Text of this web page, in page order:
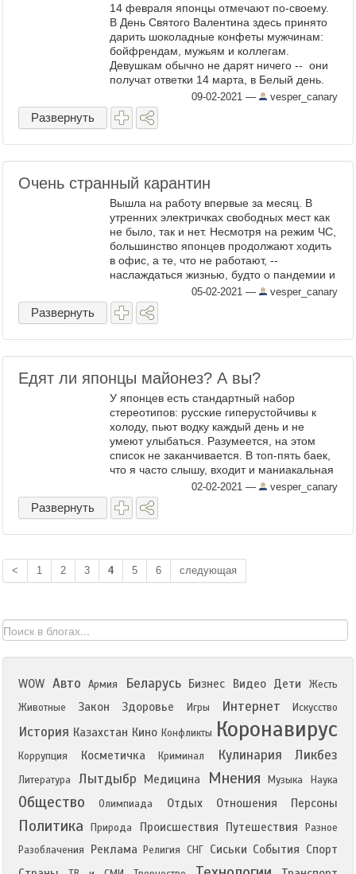
14 февраля японцы отмечают по-своему.
В День Святого Валентина здесь принято
дарить шоколадные конфеты мужчинам:
бойфрендам, мужьям и коллегам.
Девушкам обычно не дарят ничего -- они
получат ответки 14 марта, в Белый день.
Повлиял ли коронавирус на отношение
японок к празднику? ...
09-02-2021 — vesper_canary
Развернуть
Очень странный карантин
Вышла на работу впервые за месяц. В
утренних электричках свободных мест как
не было, так и нет. Несмотря на режим ЧС,
большинство японцев продолжают ходить
в офис, а те, что не работают, --
наслаждаться жизнью, будто о пандемии и
не слышали. Во вторник власти объявили
о продлении ...
05-02-2021 — vesper_canary
Развернуть
Едят ли японцы майонез? А вы?
У японцев есть стандартный набор
стереотипов: русские гиперустойчивы к
холоду, пьют водку каждый день и не
умеют улыбаться. Разумеется, на этом
список не заканчивается. В топ-пять баек,
что я часто слышу, входит и маниакальная
любовь россиян к майонезу. Фото:
unsplash.com Японцы ...
02-02-2021 — vesper_canary
Развернуть
< 1 2 3 4 5 6 следующая
WOW Авто Армия Беларусь Бизнес Видео Дети
Жесть
Животные
Закон Здоровье Игры Интернет Искусство
История Казахстан Кино Конфликты Коронавирус
Коррупция Косметичка Криминал Кулинария Ликбез
Литература Лытдыбр Медицина Мнения Музыка Наука
Общество Олимпиада Отдых Отношения Персоны
Политика Природа Происшествия Путешествия
Разное
Разоблачения
Реклама Религия СНГ Сиськи События Спорт